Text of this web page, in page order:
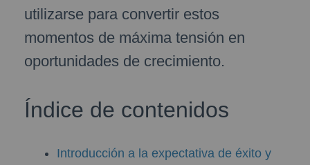
utilizarse para convertir estos
momentos de máxima tensión en
oportunidades de crecimiento.
Índice de contenidos
Introducción a la expectativa de éxito y